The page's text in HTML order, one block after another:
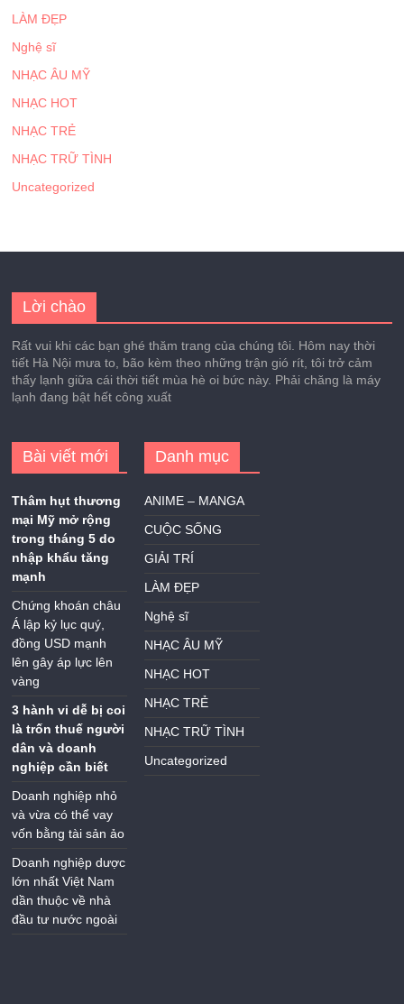
LÀM ĐẸP
Nghệ sĩ
NHẠC ÂU MỸ
NHẠC HOT
NHẠC TRẺ
NHẠC TRỮ TÌNH
Uncategorized
Lời chào
Rất vui khi các bạn ghé thăm trang của chúng tôi. Hôm nay thời
tiết Hà Nội mưa to, bão kèm theo những trận gió rít, tôi trở cảm
thấy lạnh giữa cái thời tiết mùa hè oi bức này. Phải chăng là máy
lạnh đang bật hết công xuất
Bài viết mới
Thâm hụt thương
mại Mỹ mở rộng
trong tháng 5 do
nhập khẩu tăng
mạnh
Chứng khoán châu
Á lập kỷ lục quý,
đồng USD mạnh
lên gây áp lực lên
vàng
3 hành vi dễ bị coi
là trốn thuế người
dân và doanh
nghiệp cần biết
Doanh nghiệp nhỏ
và vừa có thể vay
vốn bằng tài sản ảo
Doanh nghiệp dược
lớn nhất Việt Nam
dần thuộc về nhà
đầu tư nước ngoài
Danh mục
ANIME – MANGA
CUỘC SỐNG
GIẢI TRÍ
LÀM ĐẸP
Nghệ sĩ
NHẠC ÂU MỸ
NHẠC HOT
NHẠC TRẺ
NHẠC TRỮ TÌNH
Uncategorized